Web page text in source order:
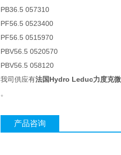
PB36.5 057310
PF56.5 0523400
PF56.5 0515970
PBV56.5 0520570
PBV56.5 058120
我司供应有法国Hydro Leduc力度克
。
产品咨询